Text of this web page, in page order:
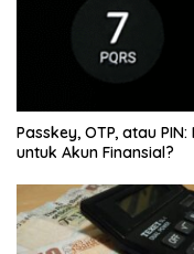
Passkey, OTP, atau
untuk Akun Finansial?